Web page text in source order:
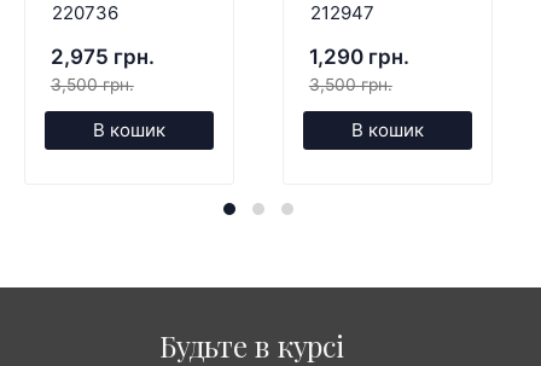
220736
2,975 грн.
3,500 грн.
В кошик
212947
1,290 грн.
3,500 грн.
В кошик
Будьте в курсі